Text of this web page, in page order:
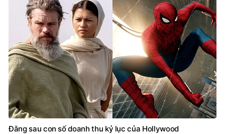
Đằng sau con số doanh thu kỷ lục của Hollywood